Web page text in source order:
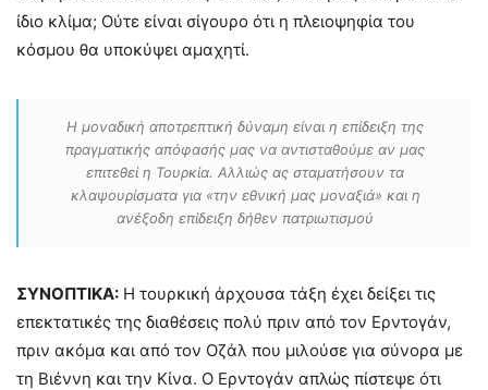
ίδιο κλίμα; Ούτε είναι σίγουρο ότι η πλειοψηφία του
κόσμου θα υποκύψει αμαχητί.
Η μοναδική αποτρεπτική δύναμη είναι η επίδειξη της
πραγματικής απόφασής μας να αντισταθούμε αν μας
επιτεθεί η Τουρκία. Αλλιώς ας σταματήσουν τα
κλαψουρίσματα για «την εθνική μας μοναξιά» και η
ανέξοδη επίδειξη δήθεν πατριωτισμού
ΣΥΝΟΠΤΙΚΑ: Η τουρκική άρχουσα τάξη έχει δείξει τις
επεκτατικές της διαθέσεις πολύ πριν από τον Ερντογάν,
πριν ακόμα και από τον Οζάλ που μιλούσε για σύνορα με
τη Βιέννη και την Κίνα. Ο Ερντογάν απλώς πίστεψε ότι